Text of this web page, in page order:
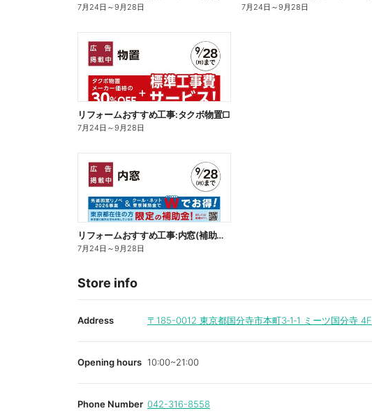
7月24日 ～9月28日 7月24日 ～9月28日
リフォームおすすめ工事:タクボ物置□
7月24日 ～9月28日
リフォームおすすめ工事:内窓(補助金)□
7月24日 ～9月28日
Store info
Address 〒185-0012 東京都国分寺市本町3‐1‐1 ミーツ国分寺 4F
Opening hours 10:00~21:00
Phone Number 042-316-8558